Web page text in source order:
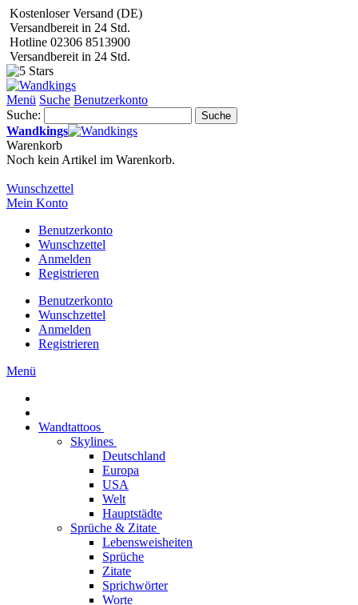
Kostenloser Versand (DE)
Versandbereit in 24 Std.
Hotline 02306 8513900
Versandbereit in 24 Std.
Menü Suche Benutzerkonto
Suche:
Suche
Wandkings
Warenkorb
Noch kein Artikel im Warenkorb.
Wunschzettel
Mein Konto
Benutzerkonto
Wunschzettel
Anmelden
Registrieren
Benutzerkonto
Wunschzettel
Anmelden
Registrieren
Menü
Wandtattoos
Skylines
Deutschland
Europa
USA
Welt
Hauptstädte
Sprüche & Zitate
Lebensweisheiten
Sprüche
Zitate
Sprichwörter
Worte